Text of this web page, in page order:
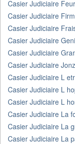
Casier Judiciaire
Casier Judiciaire
Casier Judiciaire
Casier Judiciaire
Casier Judiciaire
Casier Judiciaire
Casier Judiciaire L
Casier Judiciaire L
Casier Judiciaire L
Casier Judiciaire La
Casier Judiciaire La
Casier Judiciaire La